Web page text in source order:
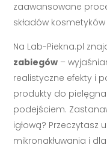
zaawansowane
składów
Na Lab-Piekna.pl
zabiegów –
realistyczne efekty i
produkty do
podejściem.
igłową? Przeczytasz
mikronakłuwania i